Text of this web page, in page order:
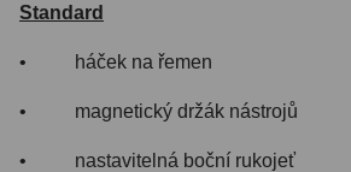
Standard
• háček na řemen
• magnetický držák nástrojů
• nastavitelná boční rukojeť